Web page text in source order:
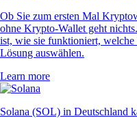
Ob Sie zum ersten Mal
ohne Krypto-Wallet geht
ist, wie sie funktioniert, welche
Lösung auswählen.
Learn more
Solana (SOL) in Deutschland